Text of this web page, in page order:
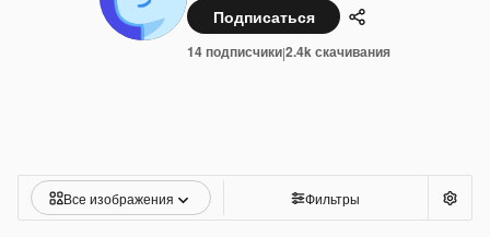
Подписаться Поделиться
14 подписчики|2.4k скачивания
Все изображения Фильтры